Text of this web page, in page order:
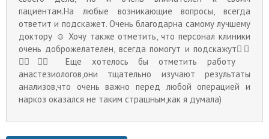
пациентам.На любые возникающие вопросы, всегда
ответит и подскажет. Очень благодарна самому лучшему
доктору ☺️ Хочу также отметить, что персонал клиники
очень доброжелателен, всегда помогут и подскажут👍🏻
👍🏻👍🏻 Еще хотелось бы отметить работу
анастезиологов,они тщательно изучают результаты
анализов,что очень важно перед любой операцией и
наркоз оказался не таким страшным,как я думала)